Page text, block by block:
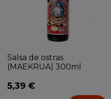
Salsa de ostras
(MAEKRUA) 300ml
5,39 €